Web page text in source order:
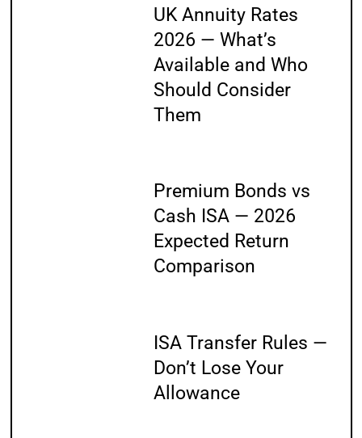
UK Annuity Rates
2026 — What’s
Available and Who
Should Consider
Them
Premium Bonds vs
Cash ISA — 2026
Expected Return
Comparison
ISA Transfer Rules —
Don’t Lose Your
Allowance